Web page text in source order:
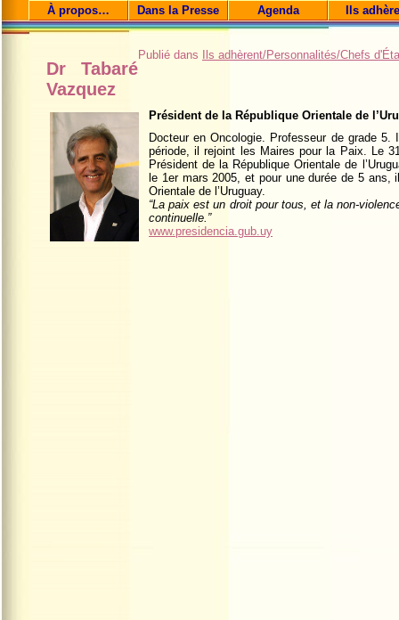
À propos… Dans la Presse Agenda Ils
Publié dans Ils adhèrent/Personnalités/Chefs
Dr Tabaré
Vazquez
Président de la République Orientale de
Docteur en Oncologie. Professeur de grade
période, il rejoint les Maires pour la Paix. Le
Président de la République Orientale de
le 1er mars 2005, et pour une durée de 5 ans,
Orientale de l’Uruguay.
“La paix est un droit pour tous, et la non-
continuelle.”
www.presidencia.gub.uy